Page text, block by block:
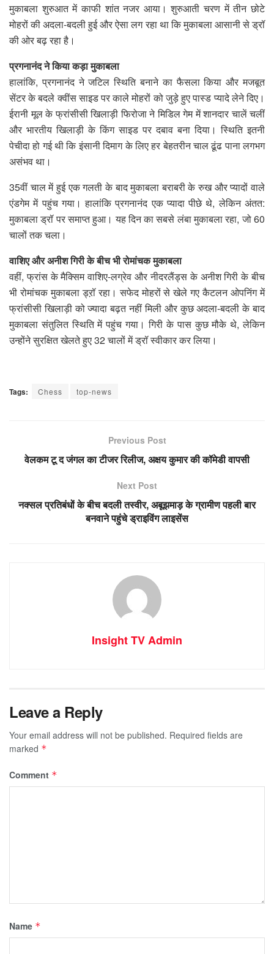
मुकाबला शुरुआत में काफी शांत नजर आया। शुरुआती चरण में तीन छोटे
मोहरों की अदला-बदली हुई और ऐसा लग रहा था कि मुकाबला आसानी से ड्रॉ
की ओर बढ़ रहा है।
प्रगनानंद ने किया कड़ा मुकाबला
हालांकि, प्रगनानंद ने जटिल स्थिति बनाने का फैसला किया और मजबूत
सेंटर के बदले क्वींस साइड पर काले मोहरों को जुड़े हुए पास्ड प्यादे लेने दिए।
ईरानी मूल के फ्रांसीसी खिलाड़ी फिरोजा ने मिडिल गेम में शानदार चालें चलीं
और भारतीय खिलाड़ी के किंग साइड पर दबाव बना दिया। स्थिति इतनी
पेचीदा हो गई थी कि इंसानी दिमाग के लिए हर बेहतरीन चाल ढूंढ पाना लगभग
असंभव था।
35वीं चाल में हुई एक गलती के बाद मुकाबला बराबरी के रुख और प्यादों वाले
एंडगेम में पहुंच गया। हालांकि प्रगनानंद एक प्यादा पीछे थे, लेकिन अंतत:
मुकाबला ड्रॉ पर समाप्त हुआ। यह दिन का सबसे लंबा मुकाबला रहा, जो 60
चालों तक चला।
वाशिए और अनीश गिरी के बीच भी रोमांचक मुकाबला
वहीं, फ्रांस के मैक्सिम वाशिए-लग्रेव और नीदरलैंड्स के अनीश गिरी के बीच
भी रोमांचक मुकाबला ड्ऱॉ रहा। सफेद मोहरों से खेले गए कैटलन ओपनिंग में
फ्रांसीसी खिलाड़ी को ज्यादा बढ़त नहीं मिली और कुछ अदला-बदली के बाद
मुकाबला संतुलित स्थिति में पहुंच गया। गिरी के पास कुछ मौके थे, लेकिन
उन्होंने सुरक्षित खेलते हुए 32 चालों में ड्रॉ स्वीकार कर लिया।
Tags: Chess top-news
Previous Post
वेलकम टू द जंगल का टीजर रिलीज, अक्षय कुमार की कॉमेडी वापसी
Next Post
नक्सल प्रतिबंधों के बीच बदली तस्वीर, अबूझमाड़ के ग्रामीण पहली बार
बनवाने पहुंचे ड्राइविंग लाइसेंस
Insight TV Admin
Leave a Reply
Your email address will not be published. Required fields are
marked *
Comment *
Name *